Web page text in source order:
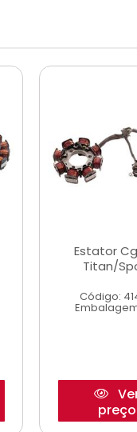
Estator
Titan/
Código:
preço